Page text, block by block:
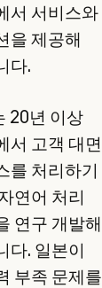
서 서비스와
을 제공해
다.
20년 이상
서 고객 대면
를 처리하기
연어 처리
연구 개발해
다. 일본이
부족 문제를